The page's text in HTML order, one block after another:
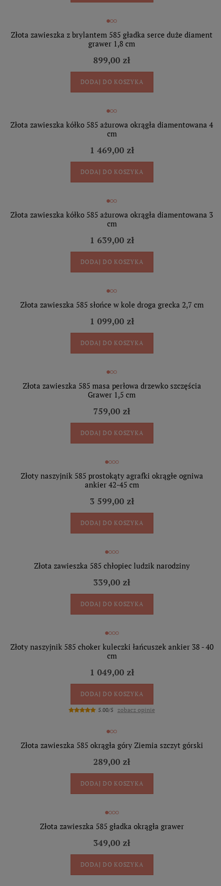
Złota zawieszka z brylantem 585 gładka serce duże diament
grawer 1,8 cm
899,00 zł
DODAJ DO KOSZYKA
Złota zawieszka kółko 585 ażurowa okrągła diamentowana 4
cm
1 469,00 zł
DODAJ DO KOSZYKA
Złota zawieszka kółko 585 ażurowa okrągła diamentowana 3
cm
1 639,00 zł
DODAJ DO KOSZYKA
Złota zawieszka 585 słońce w kole droga grecka 2,7 cm
1 099,00 zł
DODAJ DO KOSZYKA
Złota zawieszka 585 masa perłowa drzewko szczęścia
Grawer 1,5 cm
759,00 zł
DODAJ DO KOSZYKA
Złoty naszyjnik 585 prostokąty agrafki okrągłe ogniwa
ankier 42-45 cm
3 599,00 zł
DODAJ DO KOSZYKA
Złota zawieszka 585 chłopiec ludzik narodziny
339,00 zł
DODAJ DO KOSZYKA
Złoty naszyjnik 585 choker kuleczki łańcuszek ankier 38 - 40
cm
1 049,00 zł
DODAJ DO KOSZYKA
5.00/5 zobacz opinie
Złota zawieszka 585 okrągła góry Ziemia szczyt górski
289,00 zł
DODAJ DO KOSZYKA
Złota zawieszka 585 gładka okrągła grawer
349,00 zł
DODAJ DO KOSZYKA